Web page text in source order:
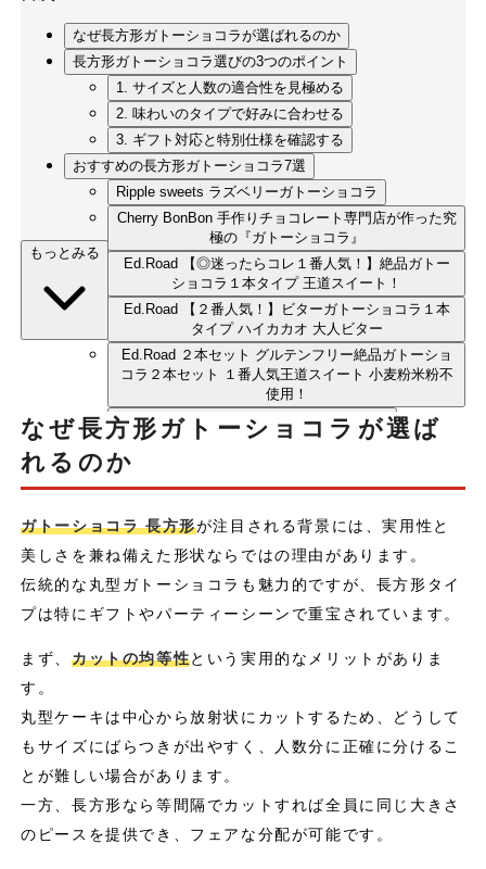
なぜ長方形ガトーショコラが選ばれるのか
長方形ガトーショコラ選びの3つのポイント
1. サイズと人数の適合性を見極める
2. 味わいのタイプで好みに合わせる
3. ギフト対応と特別仕様を確認する
おすすめの長方形ガトーショコラ7選
Ripple sweets ラズベリーガトーショコラ
Cherry BonBon 手作りチョコレート専門店が作った究
極の『ガトーショコラ』
Ed.Road 【◎迷ったらコレ１番人気！】絶品ガトー
ショコラ１本タイプ 王道スイート！
Ed.Road 【２番人気！】ビターガトーショコラ１本
タイプ ハイカカオ 大人ビター
Ed.Road ２本セット グルテンフリー絶品ガトーショ
コラ２本セット １番人気王道スイート 小麦粉米粉不
使用！
チョコレートのテリーヌ スペシャルサイズ
Ripple sweets 生チョコテリーヌ
まとめ
もっとみる
なぜ長方形ガトーショコラが選ば
れるのか
ガトーショコラ 長方形が注目される背景には、実用性と
美しさを兼ね備えた形状ならではの理由があります。
伝統的な丸型ガトーショコラも魅力的ですが、長方形タイ
プは特にギフトやパーティーシーンで重宝されています。
まず、 カットの均等性という実用的なメリットがありま
す。
丸型ケーキは中心から放射状にカットするため、どうして
もサイズにばらつきが出やすく、人数分に正確に分けるこ
とが難しい場合があります。
一方、長方形なら等間隔でカットすれば全員に同じ大きさ
のピースを提供でき、フェアな分配が可能です。